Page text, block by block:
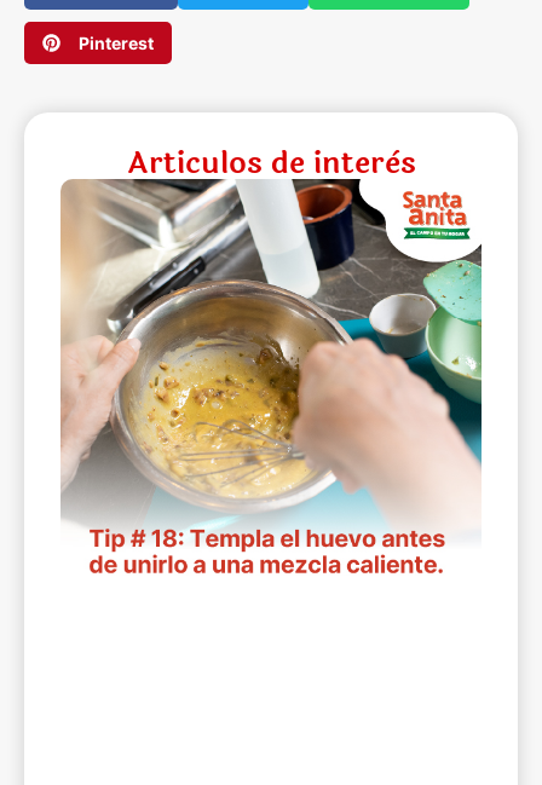
Pinterest
Articulos de interès